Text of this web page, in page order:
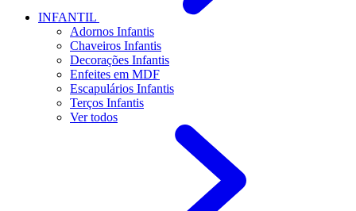
INFANTIL
Adornos Infantis
Chaveiros Infantis
Decorações Infantis
Enfeites em MDF
Escapulários Infantis
Terços Infantis
Ver todos